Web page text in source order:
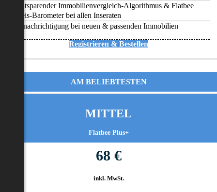
Zeitsparender Immobilienvergleich-Algorithmus & Flatbee
Preis-Barometer bei allen Inseraten
Benachrichtigung bei neuen & passenden Immobilien
Registrieren & Bestellen
AM BELIEBTESTEN
MITTEL
Flatbee Plus+
68 €
inkl. MwSt.